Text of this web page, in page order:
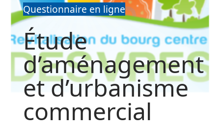
Questionnaire en ligne
Étude
d’aménagement
et d’urbanisme
commercial